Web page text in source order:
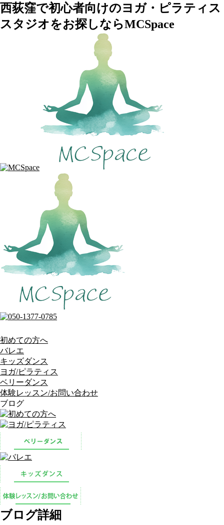
西荻窪で初心者向けのヨガ・ピラティス
スタジオをお探しならMCSpace
初めての方へ
バレエ
キッズダンス
ヨガ/ピラティス
ベリーダンス
体験レッスン/お問い合わせ
ブログ
ブログ詳細